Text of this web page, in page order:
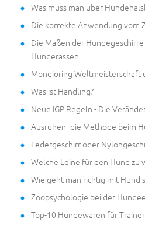
Was muss man über
Die korrekte Anwendung vom
Die Maßen der
Hunderassen
Mondioring Weltmeisterschaft
Was ist Handling?
Neue IGP Regeln - Die
Ausruhen -die Methode beim
Ledergeschirr oder
Welche Leine für den Hund zu
Wie geht man richtig mit Hund
Zoopsychologie bei der
Top-10 Hundewaren für